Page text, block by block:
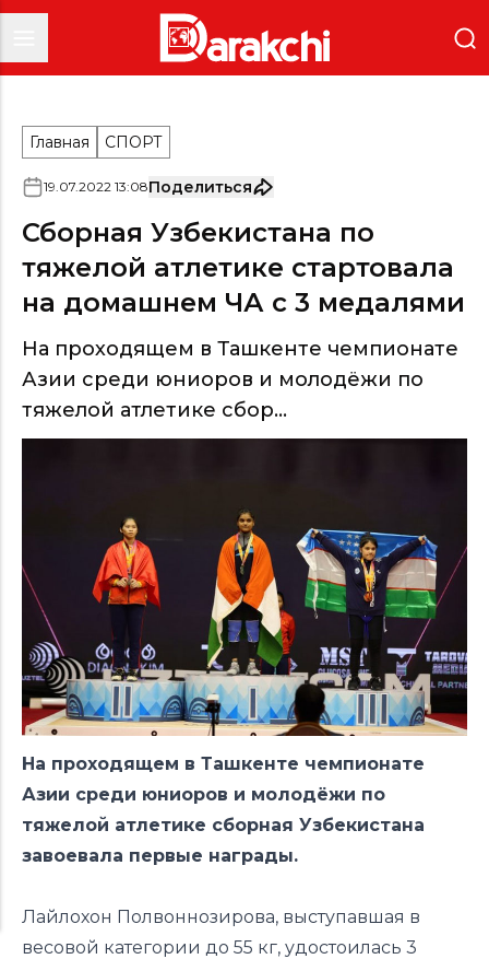
Главная СПОРТ
19.07.2022 13:08Поделиться
Сборная Узбекистана по
тяжелой атлетике стартовала
на домашнем ЧА с 3 медалями
На проходящем в Ташкенте чемпионате
Азии среди юниоров и молодёжи по
тяжелой атлетике сбор...
На проходящем в Ташкенте чемпионате
Азии среди юниоров и молодёжи по
тяжелой атлетике сборная Узбекистана
завоевала первые награды.
Лайлохон Полвоннозирова, выступавшая в
весовой категории до 55 кг, удостоилась 3